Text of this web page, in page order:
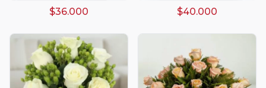
$36.000 $40.000
Arreglos damasco